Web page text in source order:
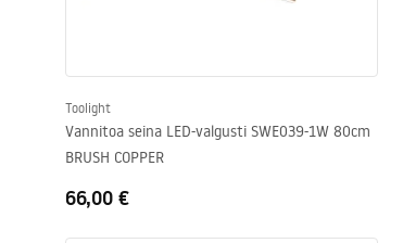
Toolight
Vannitoa seina LED-valgusti SWE039-1W 80cm
BRUSH COPPER
66,00 €